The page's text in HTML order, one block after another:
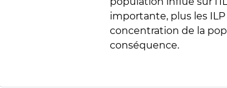
importante, plus les
concentration de la
conséquence.